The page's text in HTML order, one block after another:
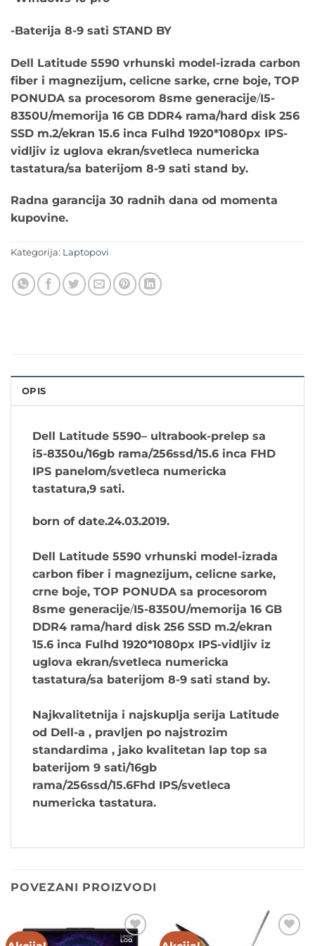
-Baterija 8-9 sati STAND BY
Dell Latitude 5590 vrhunski model-izrada carbon
fiber i magnezijum, celicne sarke, crne boje, TOP
PONUDA sa procesorom 8sme generacije/I5-
8350U/memorija 16 GB DDR4 rama/hard disk 256
SSD m.2/ekran 15.6 inca Fulhd 1920*1080px IPS-
vidljiv iz uglova ekran/svetleca numericka
tastatura/sa baterijom 8-9 sati stand by.
Radna garancija 30 radnih dana od momenta
kupovine.
Kategorija: Laptopovi
OPIS
Dell Latitude 5590– ultrabook-prelep sa
i5-8350u/16gb rama/256ssd/15.6 inca FHD
IPS panelom/svetleca numericka
tastatura,9 sati.
born of date.24.03.2019.
Dell Latitude 5590 vrhunski model-izrada
carbon fiber i magnezijum, celicne sarke,
crne boje, TOP PONUDA sa procesorom
8sme generacije/I5-8350U/memorija 16 GB
DDR4 rama/hard disk 256 SSD m.2/ekran
15.6 inca Fulhd 1920*1080px IPS-vidljiv iz
uglova ekran/svetleca numericka
tastatura/sa baterijom 8-9 sati stand by.
Najkvalitetnija i najskuplja serija Latitude
od Dell-a , pravljen po najstrozim
standardima , jako kvalitetan lap top sa
baterijom 9 sati/16gb
rama/256ssd/15.6Fhd IPS/svetleca
numericka tastatura.
POVEZANI PROIZVODI